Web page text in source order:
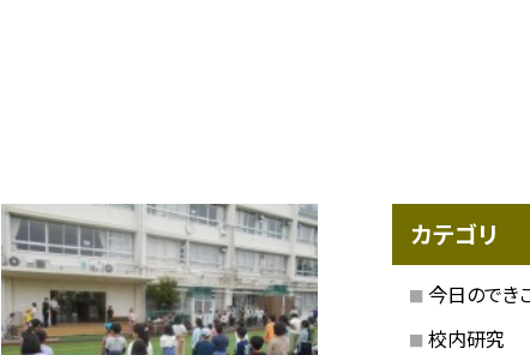
カテゴリ
今日のでき
校内研究